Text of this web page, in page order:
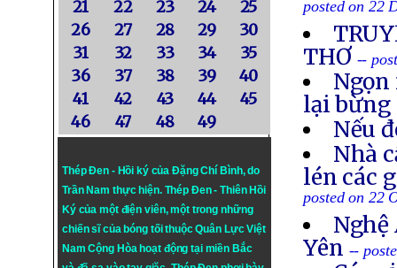
21
22 23 24
25
26
27 28 29
30
31
32 33 34
35
36
37 38 39
40
41
42 43 44
45
46
47 48 49
Thép Đen - Hồi ký của Đặng Chí Bình, do
Trần Nam thực hiện. Thép Đen- Thiên Hồi
Ký của một điện viên, một trong những
chiến sĩ của bóng tối thuộc Quân Lực Việt
Nam Cộng Hòa hoạt động tại miền Bắc
posted on 22
THƠ --
lại bừng
Nếu
Nhà
lén các
posted on 22
Nghệ
Yên --